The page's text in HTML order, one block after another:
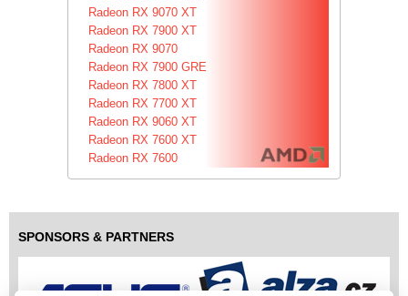
Radeon RX 9070 XT
Radeon RX 7900 XT
Radeon RX 9070
Radeon RX 7900 GRE
Radeon RX 7800 XT
Radeon RX 7700 XT
Radeon RX 9060 XT
Radeon RX 7600 XT
Radeon RX 7600
SPONSORS & PARTNERS